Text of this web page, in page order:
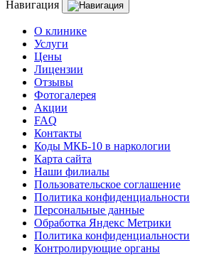
Навигация
О клинике
Услуги
Цены
Лицензии
Отзывы
Фотогалерея
Акции
FAQ
Контакты
Коды МКБ-10 в наркологии
Карта сайта
Наши филиалы
Пользовательское соглашение
Политика конфиденциальности
Персональные данные
Обработка Яндекс Метрики
Политика конфиденциальности
Контролирующие органы